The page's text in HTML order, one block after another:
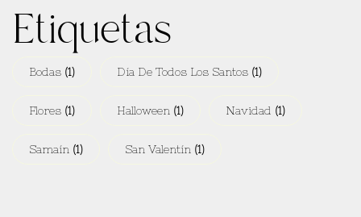
Etiquetas
Bodas (1) Día De Todos Los Santos (1)
Flores (1) Halloween (1) Navidad (1)
Samaín (1) San Valentín (1)